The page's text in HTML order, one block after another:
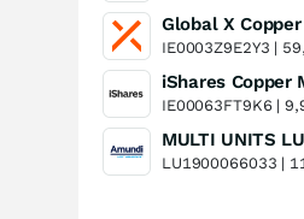
IE0003Z9E2Y3 |
IE00063FT9K6 |
LU1900066033 |